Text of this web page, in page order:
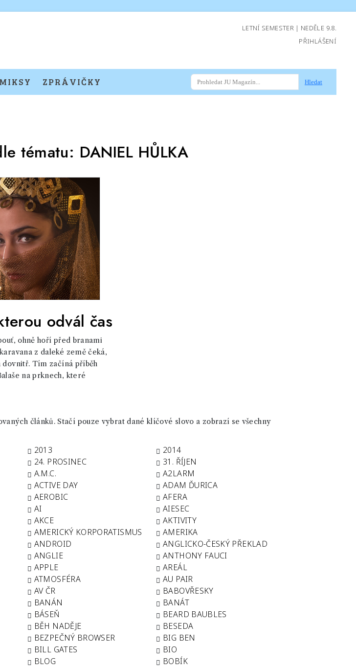
LETNÍ SEMESTER | NEDĚLE 9.8.
PŘIHLÁŠENÍ
ZPRÁVIČKY Hledat
tématu: DANIEL HŮLKA
odvál čas
ohně hoří před branami
z daleké země čeká,
dovnitř. Tím začíná příběh
na prknech, které
článků. Stačí pouze vybrat dané klíčové slovo a zobrazí se všechny
2013
2014
24. PROSINEC
31. ŘÍJEN
A.M.C.
A2LARM
ACTIVE DAY
ADAM ĎURICA
AEROBIC
AFERA
AI
AIESEC
AKCE
AKTIVITY
AMERICKÝ KORPORATISMUS
AMERIKA
ANDROID
ANGLICKO-ČESKÝ PŘEKLAD
ANGLIE
ANTHONY FAUCI
APPLE
AREÁL
ATMOSFÉRA
AU PAIR
AV ČR
BABOVŘESKY
BANÁN
BANÁT
BÁSEŇ
BEARD BAUBLES
BĚH NADĚJE
BESEDA
BEZPEČNÝ BROWSER
BIG BEN
BILL GATES
BIO
BLOG
BOBÍK